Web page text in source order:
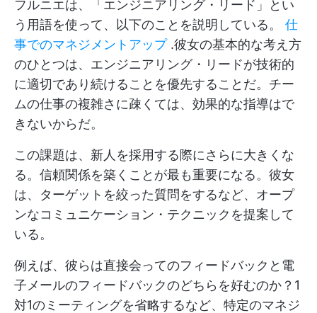
フルニエは、「エンジニアリング・リード」とい
う用語を使って、以下のことを説明している。 仕
事でのマネジメントアップ.彼女の基本的な考え方
のひとつは、エンジニアリング・リードが技術的
に適切であり続けることを優先することだ。チー
ムの仕事の複雑さに疎くては、効果的な指導はで
きないからだ。
この課題は、新人を採用する際にさらに大きくな
る。信頼関係を築くことが最も重要になる。彼女
は、ターゲットを絞った質問をするなど、オープ
ンなコミュニケーション・テクニックを提案して
いる。
例えば、彼らは直接会ってのフィードバックと電
子メールのフィードバックのどちらを好むのか？1
対1のミーティングを省略するなど、特定のマネジ